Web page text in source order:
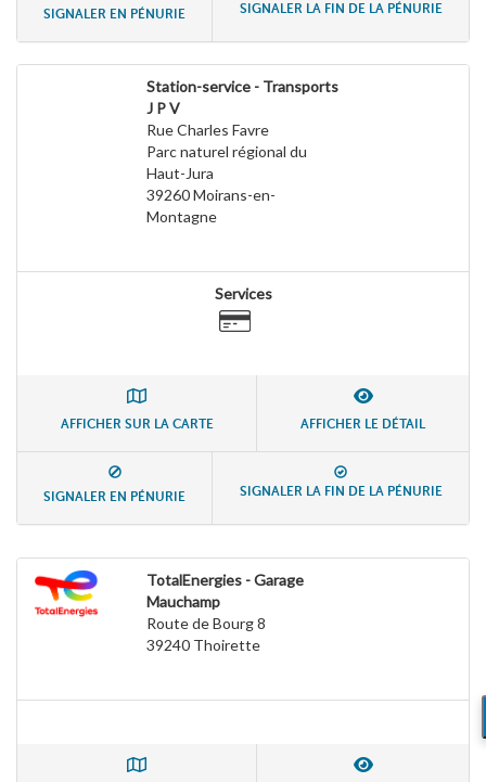
SIGNALER EN PÉNURIE SIGNALER LA FIN DE LA PÉNURIE
Station-service - Transports
J P V
Rue Charles Favre
Parc naturel régional du
Haut-Jura
39260Moirans-en-
Montagne
Services
AFFICHER SUR LA CARTE AFFICHER LE DÉTAIL
SIGNALER EN PÉNURIE SIGNALER LA FIN DE LA PÉNURIE
TotalEnergies - Garage
Mauchamp
Route de Bourg 8
39240 Thoirette